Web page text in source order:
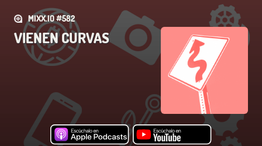
MIXX.IO #582
VIENEN CURVAS